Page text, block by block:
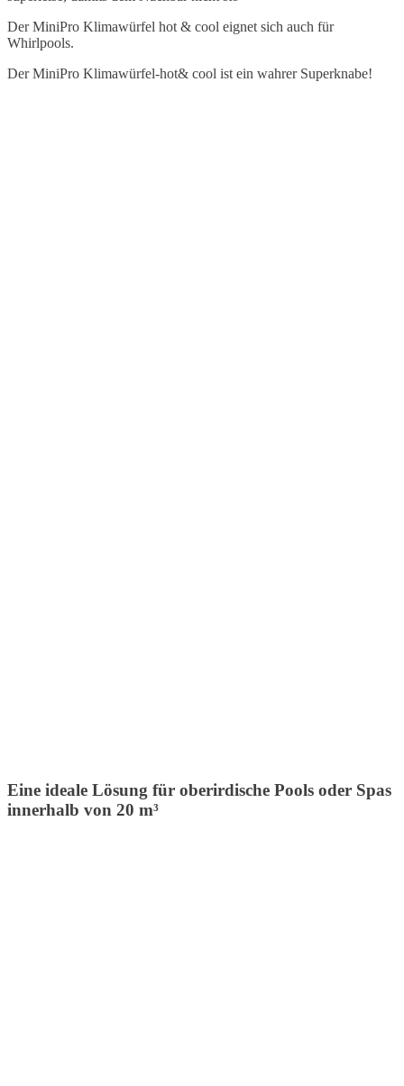
Der MiniPro Klimawürfel hot & cool eignet sich auch für
Whirlpools.
Der MiniPro Klimawürfel-hot& cool ist ein wahrer Superknabe!
Eine ideale Lösung für oberirdische Pools oder Spas
innerhalb von 20 m³